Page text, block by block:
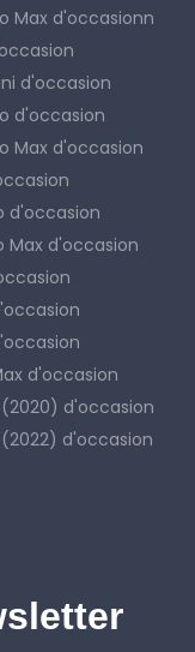
Max d'occasionn
d'occasion
d'occasion
Max d'occasion
d'occasion
Max d'occasion
d'occasion
(2020) d'occasion
(2022) d'occasion